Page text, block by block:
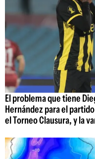
El problema que tiene
Hernández para el
el Torneo Clausura, y la